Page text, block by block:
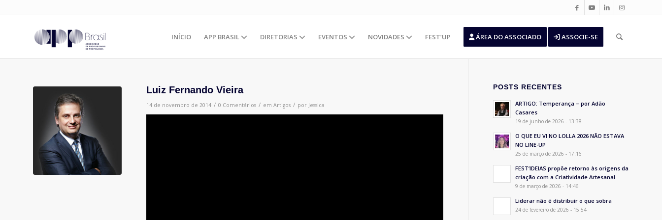
INÍCIO APP BRASIL DIRETORIAS EVENTOS NOVIDADES FEST’UP ÁREA DO ASSOCIADO ASSOCIE-SE
Luiz Fernando Vieira
14 de novembro de 2014 / 0 Comentários / em Artigos / por Jessica
POSTS RECENTES
ARTIGO: Temperança – por Adão
Casares
19 de junho de 2026 - 13:38
O QUE EU VI NO LOLLA 2026 NÃO ESTAVA
NO LINE-UP
25 de março de 2026 - 17:16
FEST’IDEIAS propõe retorno às origens da
criação com a Criatividade Artesanal
9 de março de 2026 - 14:46
Liderar não é distribuir o que sobra
24 de fevereiro de 2026 - 15:54